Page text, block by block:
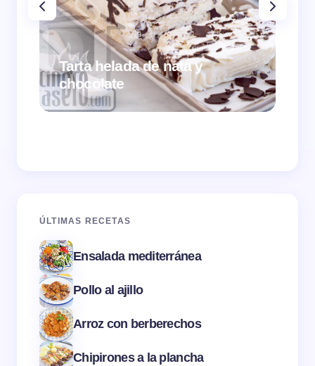
Tarta helada de nata y
chocolate
ÚLTIMAS RECETAS
Ensalada mediterránea
Pollo al ajillo
Arroz con berberechos
Chipirones a la plancha